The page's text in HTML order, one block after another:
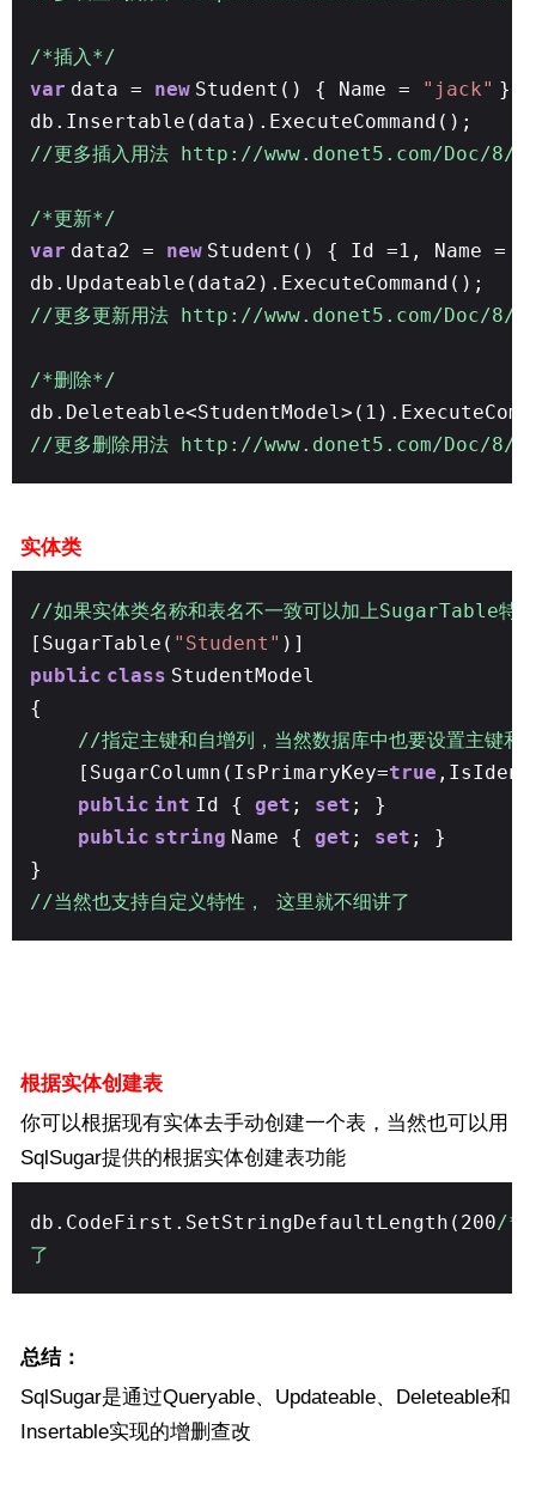
/*插入*/
var data = new Student() { Name = "jack" };
db.Insertable(data).ExecuteCommand();
//更多插入用法 http://www.donet5.com/Doc/8/
/*更新*/
var data2 = new Student() { Id =1, Name =
db.Updateable(data2).ExecuteCommand();
//更多更新用法 http://www.donet5.com/Doc/8/
/*删除*/
//更多删除用法 http://www.donet5.com/Doc/8/
实体类
//如果实体类名称和表名不一致可以加上SugarTable特
[SugarTable( "Student" )]
public class StudentModel
{
//指定主键和自增列，当然数据库中也要设置主键和
[SugarColumn(IsPrimaryKey=true
public int Id { get ; set ; }
public string Name { get ; set ; }
}
//当然也支持自定义特性， 这里就不细讲了
根据实体创建表
你可以根据现有实体去手动创建一个表，当然也可以用
SqlSugar提供的根据实体创建表功能
db.CodeFirst.SetStringDefaultLength(200/*
了
总结：
SqlSugar是通过Queryable、Updateable、Deleteable和
Insertable实现的增删查改